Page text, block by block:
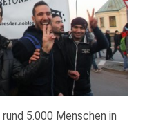
5.000 Menschen in